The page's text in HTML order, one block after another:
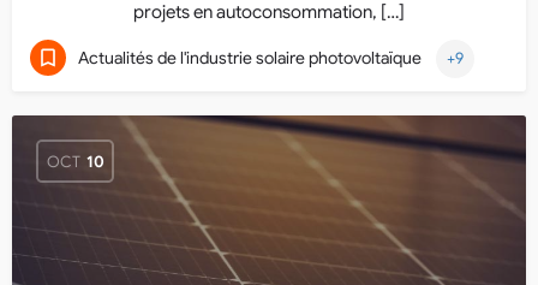
projets en autoconsommation, […]
Actualités de l'industrie solaire photovoltaïque +9
OCT 10